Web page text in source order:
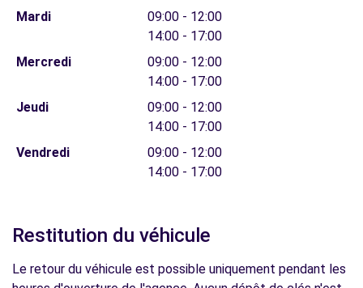
Mardi
09:00 - 12:00
14:00 - 17:00
Mercredi
09:00 - 12:00
14:00 - 17:00
Jeudi
09:00 - 12:00
14:00 - 17:00
Vendredi
09:00 - 12:00
14:00 - 17:00
Restitution du véhicule
Le retour du véhicule est possible uniquement pendant les